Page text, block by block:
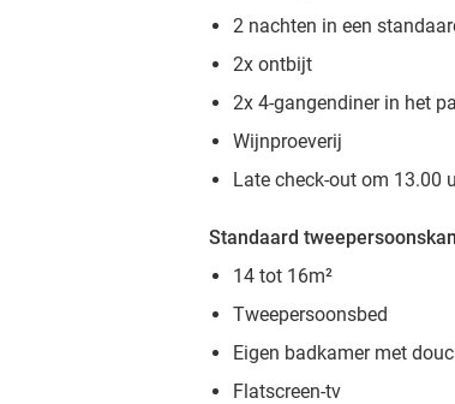
2 nachten in een
2x ontbijt
2x 4-gangendiner in het
Wijnproeverij
Late check-out om 13.00
Standaard
14 tot 16m²
Tweepersoonsbed
Eigen badkamer met
Flatscreen-tv